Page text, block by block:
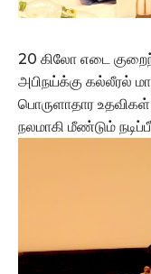
20 கிலோ எடை
அபிநய்க்கு கல்லீரல்
பொருளாதார
நலமாகி மீண்டும்